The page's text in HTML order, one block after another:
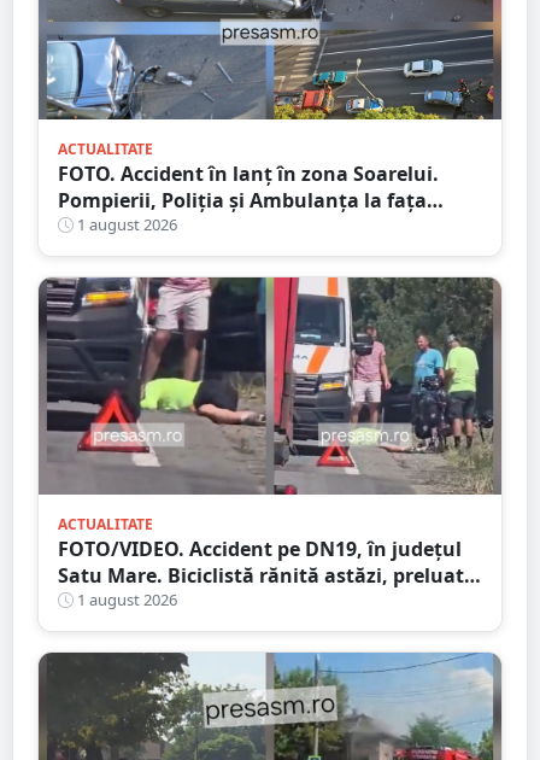
ACTUALITATE
FOTO. Accident în lanț în zona Soarelui.
Pompierii, Poliția și Ambulanța la fața
locului
1 august 2026
ACTUALITATE
FOTO/VIDEO. Accident pe DN19, în județul
Satu Mare. Biciclistă rănită astăzi, preluată
de Ambulanță
1 august 2026